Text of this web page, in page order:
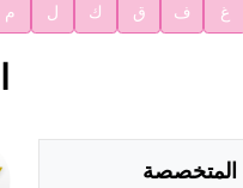
غ ف ق ك ل م
المتخصصة